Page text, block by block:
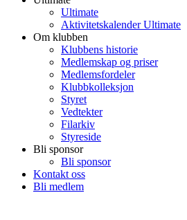
Ultimate
Aktivitetskalender Ultimate
Om klubben
Klubbens historie
Medlemskap og priser
Medlemsfordeler
Klubbkolleksjon
Styret
Vedtekter
Filarkiv
Styreside
Bli sponsor
Bli sponsor
Kontakt oss
Bli medlem